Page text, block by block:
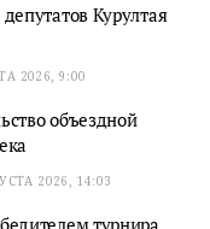
Курултая
2026, 9:00
объездной
2026, 14:03
турнира